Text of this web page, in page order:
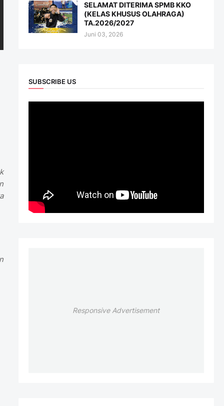
SELAMAT DITERIMA SPMB KKO
(KELAS KHUSUS OLAHRAGA)
TA.2026/2027
Juni 03, 2026
SUBSCRIBE US
Responsive Advertisement